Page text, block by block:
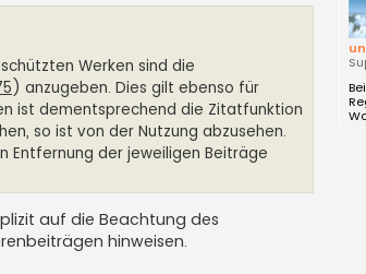
Werken sind die
) anzugeben. Dies gilt ebenso für
ist dementsprechend die Zitatfunktion
so ist von der Nutzung abzusehen.
Entfernung der jeweiligen Beiträge
auf die Beachtung des
hinweisen.